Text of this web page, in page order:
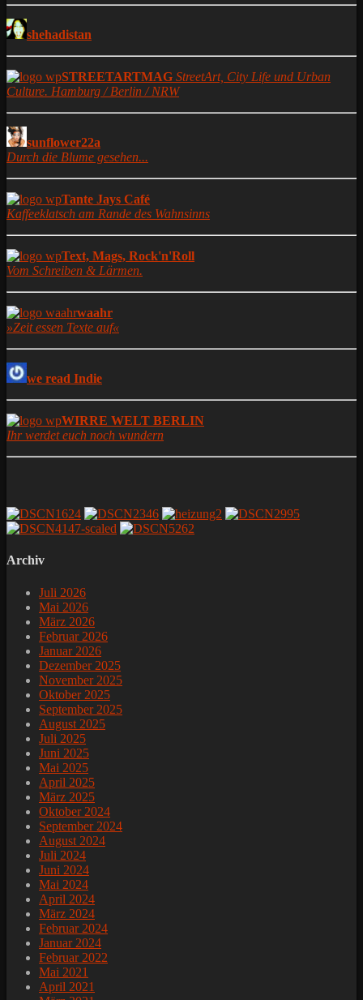
shehadistan
STREETARTMAG StreetArt, City Life und Urban
Culture. Hamburg / Berlin / NRW
sunflower22a
Durch die Blume gesehen...
Tante Jays Café
Kaffeeklatsch am Rande des Wahnsinns
Text, Mags, Rock'n'Roll
Vom Schreiben & Lärmen.
waahr
»Zeit essen Texte auf«
we read Indie
WIRRE WELT BERLIN
Ihr werdet euch noch wundern
Archiv
Juli 2026
Mai 2026
März 2026
Februar 2026
Januar 2026
Dezember 2025
November 2025
Oktober 2025
September 2025
August 2025
Juli 2025
Juni 2025
Mai 2025
April 2025
März 2025
Oktober 2024
September 2024
August 2024
Juli 2024
Juni 2024
Mai 2024
April 2024
März 2024
Februar 2024
Januar 2024
Februar 2022
Mai 2021
April 2021